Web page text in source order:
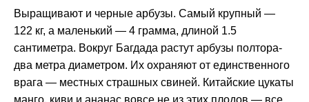
Выращивают и черные арбузы. Самый крупный —
122 кг, а маленький — 4 грамма, длиной 1.5
сантиметра. Вокруг Багдада растут арбузы полтора-
два метра диаметром. Их охраняют от единственного
врага — местных страшных свиней. Китайские цукаты